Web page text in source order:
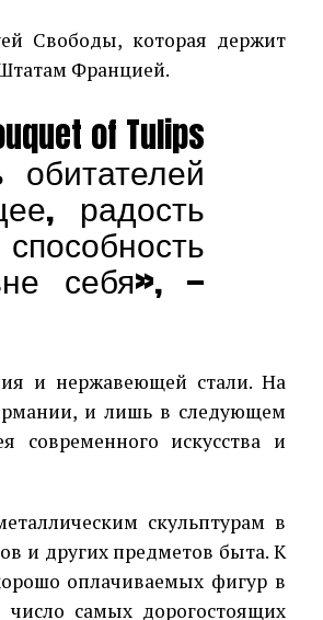
Свободы, которая держит
Францией.
of Tulips
радость
себя», —
и нержавеющей стали. На
и лишь в следующем
современного искусства и
скульптурам в
и других предметов быта. К
оплачиваемых фигур в
число самых дорогостоящих